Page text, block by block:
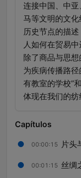
连接中国、中
马等文明的文
历史节点的描
人如何在贸易
除了商品与思
为疾病传播路
有教室的学校”
体现在我们的纺
Capítulos
00:00:15 片头
00:01:15 丝绸